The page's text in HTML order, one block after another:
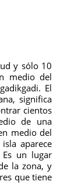
y sólo 10
medio del
El
significa
cientos
de una
medio del
aparece
un lugar
la zona, y
que tiene